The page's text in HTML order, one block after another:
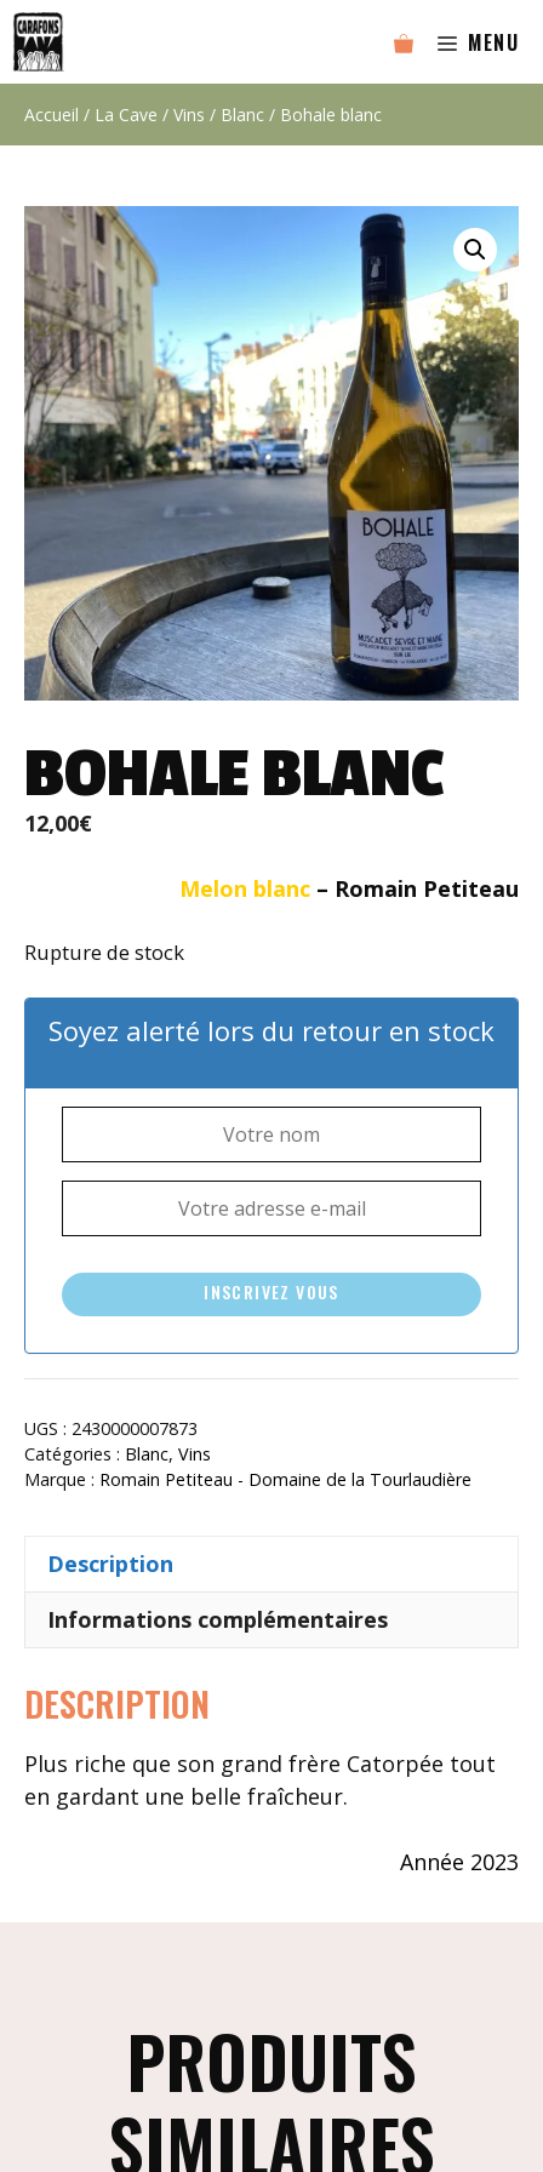
Aller
au
contenu
MENU
Accueil / La Cave / Vins / Blanc / Bohale blanc
BOHALE BLANC
12,00€
Melon blanc – Romain Petiteau
Rupture de stock
Soyez alerté lors du retour en stock
INSCRIVEZ VOUS
UGS : 2430000007873
Catégories : Blanc, Vins
Marque : Romain Petiteau - Domaine de la Tourlaudière
Description
Informations complémentaires
DESCRIPTION
Plus riche que son grand frère Catorpée tout
en gardant une belle fraîcheur.
Année 2023
PRODUITS
SIMILAIRES